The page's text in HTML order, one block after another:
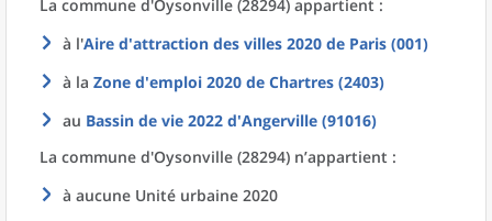
La commune d'Oysonville (28294) appartient :
à l'Aire d'attraction des villes 2020 de Paris (001)
à la Zone d'emploi 2020 de Chartres (2403)
au Bassin de vie 2022 d'Angerville (91016)
La commune d'Oysonville (28294) n’appartient :
à aucune Unité urbaine 2020